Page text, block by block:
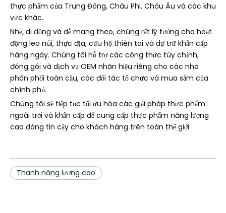
thực phẩm của Trung Đông, Châu Phi, Châu Âu và các khu
vực khác.
Nhẹ, di động và dễ mang theo, chúng rất lý tưởng cho hoạt
động leo núi, thực địa, cứu hộ thiên tai và dự trữ khẩn cấp
hàng ngày. Chúng tôi hỗ trợ các công thức tùy chỉnh,
đóng gói và dịch vụ OEM nhãn hiệu riêng cho các nhà
phân phối toàn cầu, các đối tác tổ chức và mua sắm của
chính phủ.
Chúng tôi sẽ tiếp tục tối ưu hóa các giải pháp thực phẩm
ngoài trời và khẩn cấp để cung cấp thực phẩm năng lượng
cao đáng tin cậy cho khách hàng trên toàn thế giới
Thanh năng lượng cao